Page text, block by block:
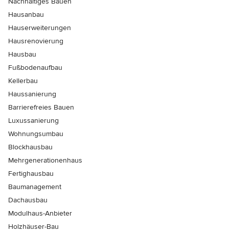
Hausanbau
Hauserweiterungen
Hausrenovierung
Hausbau
Fußbodenaufbau
Kellerbau
Haussanierung
Barrierefreies Bauen
Luxussanierung
Wohnungsumbau
Blockhausbau
Mehrgenerationenhaus
Fertighausbau
Baumanagement
Dachausbau
Modulhaus-Anbieter
Holzhäuser-Bau